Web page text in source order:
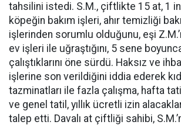
tahsilini istedi. S.M., çiftlikte 15 at, 1
köpeğin bakım işleri, ahır temizliği
işlerinden sorumlu olduğunu, eşi
ev işleri ile uğraştığını, 5 sene
çalıştıklarını öne sürdü. Haksız ve
işlerine son verildiğini iddia ederek
tazminatları ile fazla çalışma, hafta
ve genel tatil, yıllık ücretli izin
talep etti. Davalı at çiftliği sahibi,